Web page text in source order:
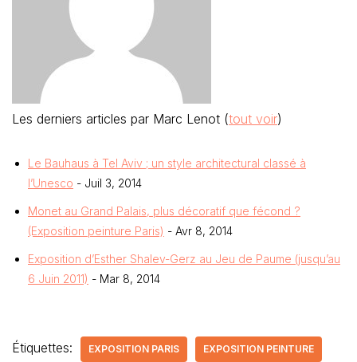
Les derniers articles par Marc Lenot (tout voir)
Le Bauhaus à Tel Aviv ; un style architectural classé à
l’Unesco - Juil 3, 2014
Monet au Grand Palais, plus décoratif que fécond ?
(Exposition peinture Paris) - Avr 8, 2014
Exposition d’Esther Shalev-Gerz au Jeu de Paume (jusqu’au
6 Juin 2011) - Mar 8, 2014
Étiquettes: EXPOSITION PARIS EXPOSITION PEINTURE